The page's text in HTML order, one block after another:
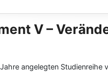
V –
angelegten